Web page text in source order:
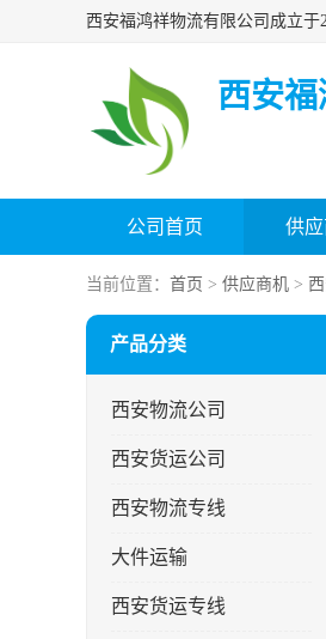
西安福
公司首页 供
当前位置： 首页 > 供应商机 >
产品分类
西安物流公司
西安货运公司
西安物流专线
大件运输
西安货运专线